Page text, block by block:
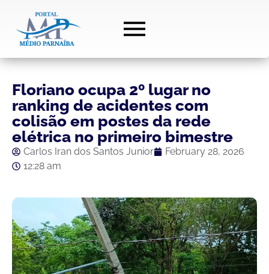
Floriano ocupa 2º lugar no
ranking de acidentes com
colisão em postes da rede
elétrica no primeiro bimestre
Carlos Iran dos Santos Junior
February 28, 2026
12:28 am